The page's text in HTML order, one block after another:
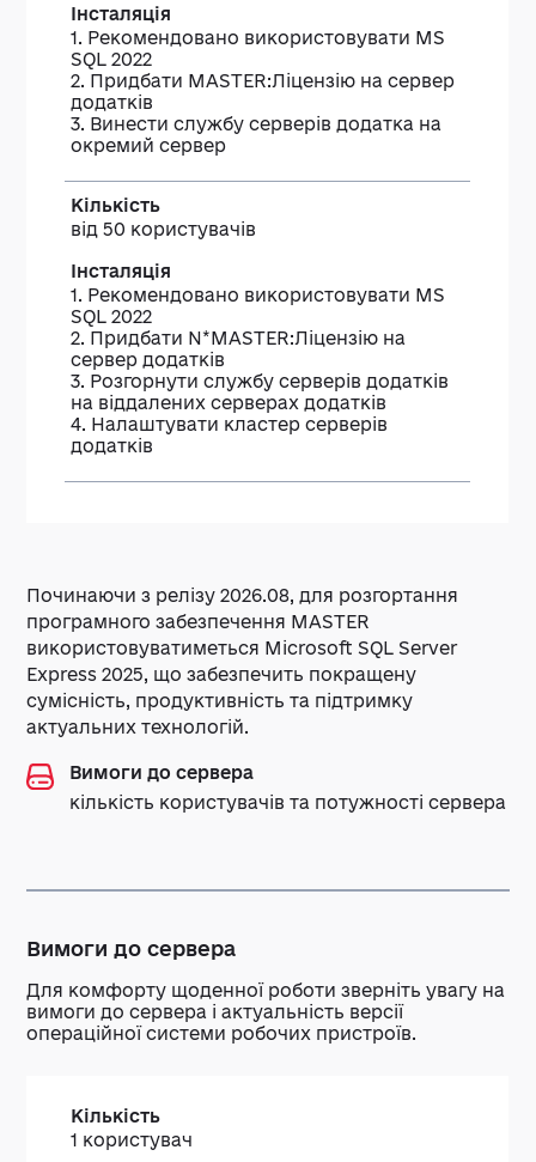
1. Рекомендовано використовувати MS
SQL 2022
2. Придбати MASTER:Ліцензію на сервер
додатків
3. Винести службу серверів додатка на
окремий сервер
від 50 користувачів
1. Рекомендовано використовувати MS
SQL 2022
2. Придбати N*MASTER:Ліцензію на
сервер додатків
3. Розгорнути службу серверів додатків
на віддалених серверах додатків
4. Налаштувати кластер серверів
додатків
Починаючи з релізу 2026.08, для розгортання
програмного забезпечення MASTER
використовуватиметься Microsoft SQL Server
Express 2025, що забезпечить покращену
сумісність, продуктивність та підтримку
актуальних технологій.
Вимоги до сервера
кількість користувачів та потужності сервера
Вимоги до сервера
Для комфорту щоденної роботи зверніть увагу на
вимоги до сервера і актуальність версії
операційної системи робочих пристроїв.
Кількість
1 користувач